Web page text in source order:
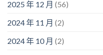
2025 年 12 月 (56)
2024 年 11 月 (2)
2024 年 10 月 (2)